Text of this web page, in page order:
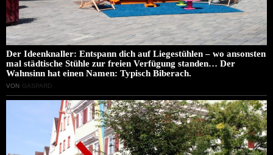
Der Ideenknaller: Entspann dich auf Liegestühlen – wo ansonsten
mal städtische Stühle zur freien Verfügung standen… Der
Wahnsinn hat einen Namen: Typisch Biberach.
VON GASPARD